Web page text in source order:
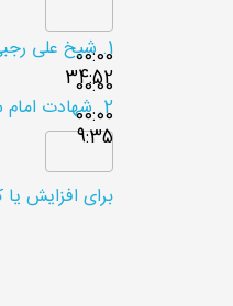
00:00
00:00
00:00
برای افزایش
1. شیخ علی
34:52
2. شهادت
9:35